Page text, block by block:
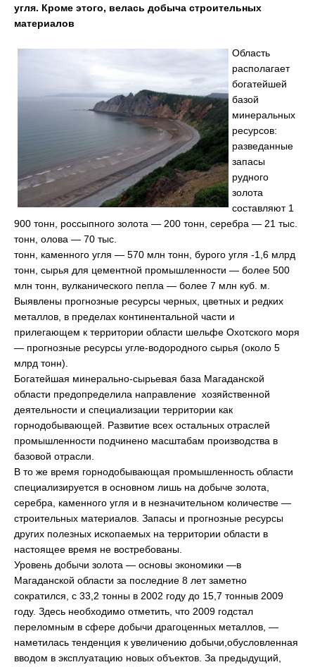
угля. Кроме этого, велась добыча строительных
материалов
Область
располагает
богатейшей
базой
минеральных
ресурсов:
разведанные
запасы
рудного
золота
составляют 1
900 тонн, россыпного золота — 200 тонн, серебра — 21 тыс.
тонн, олова — 70 тыс.
тонн, каменного угля — 570 млн тонн, бурого угля -1,6 млрд
тонн, сырья для цементной промышленности — более 500
млн тонн, вулканического пепла — более 7 млн куб. м.
Выявлены прогнозные ресурсы черных, цветных и редких
металлов, в пределах континентальной части и
прилегающем к территории области шельфе Охотского моря
— прогнозные ресурсы угле-водородного сырья (около 5
млрд тонн).
Богатейшая минерально-сырьевая база Магаданской
области предопределила направление хозяйственной
деятельности и специализации территории как
горнодобывающей. Развитие всех остальных отраслей
промышленности подчинено масштабам производства в
базовой отрасли.
В то же время горнодобывающая промышленность области
специализируется в основном лишь на добыче золота,
серебра, каменного угля и в незначительном количестве —
строительных материалов. Запасы и прогнозные ресурсы
других полезных ископаемых на территории области в
настоящее время не востребованы.
Уровень добычи золота — основы экономики —в
Магаданской области за последние 8 лет заметно
сократился, с 33,2 тонны в 2002 году до 15,7 тонныв 2009
году. Здесь необходимо отметить, что 2009 годстал
переломным в сфере добычи драгоценных металлов, —
наметилась тенденция к увеличению добычи,обусловленная
вводом в эксплуатацию новых объектов. За предыдущий,